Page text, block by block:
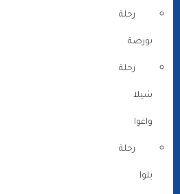
رحلة
بورصة
رحلة
شيلا
واغوا
رحلة
يلوا